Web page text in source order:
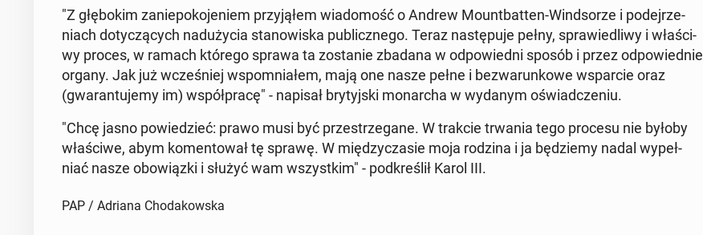
"Z głę­bo­kim za­nie­po­ko­je­niem przy­ją­łem wia­do­mość o Andrew Mo­unt­bat­ten-Wind­so­rze i po­dej­rze­
niach do­ty­czą­cych nad­uży­cia sta­no­wi­ska pu­blicz­ne­go. Teraz na­stę­pu­je pełny, spra­wie­dli­wy i wła­ści­
wy proces, w ramach którego sprawa ta zo­sta­nie zbadana w od­po­wied­ni sposób i przez od­po­wied­nie
organy. Jak już wcze­śniej wspo­mnia­łem, mają one nasze pełne i bez­wa­run­ko­we wspar­cie oraz
(gwa­ran­tu­je­my im) współ­pra­cę" - napisał bry­tyj­ski mo­nar­cha w wydanym oświad­cze­niu.
"Chcę jasno po­wie­dzieć: prawo musi być prze­strze­ga­ne. W trakcie trwania tego procesu nie byłoby
wła­ści­we, abym ko­men­to­wał tę sprawę. W mię­dzy­cza­sie moja rodzina i ja bę­dzie­my nadal wy­peł­
niać nasze obo­wiąz­ki i służyć wam wszyst­kim" - pod­kre­ślił Karol III.
PAP / Adriana Chodakowska